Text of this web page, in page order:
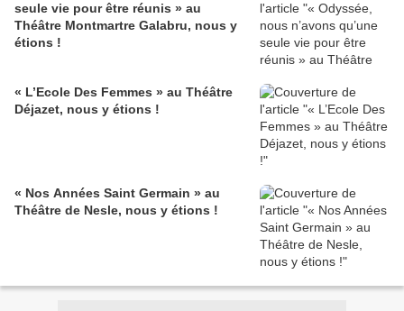
seule vie pour être réunis » au
Théâtre Montmartre Galabru, nous y
étions !
« L’Ecole Des Femmes » au Théâtre
Déjazet, nous y étions !
« Nos Années Saint Germain » au
Théâtre de Nesle, nous y étions !